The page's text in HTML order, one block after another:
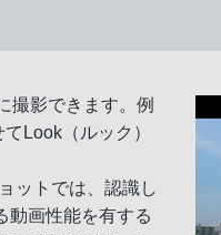
撮影できます。例
Look（ルック）
ットでは、認識し
動画性能を有する